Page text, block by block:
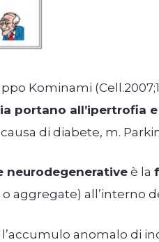
Kominami
portano all’ipertrofia
di diabete, m.
neurodegenerativeè la
aggregate) all’interno
l’accumulo anomalo di